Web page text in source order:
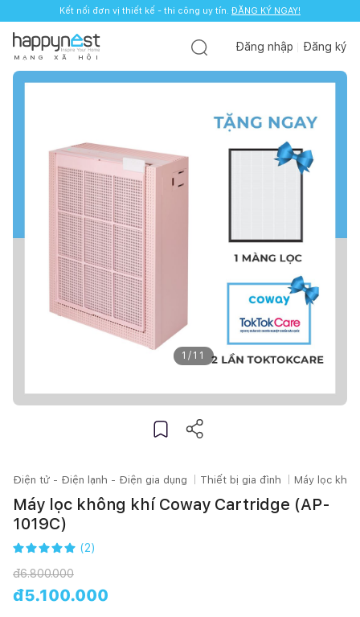
Kết nối đơn vị thiết kế - thi công uy tín. ĐĂNG KÝ NGAY!
M Ạ N G X Ã H Ộ I
Đăng nhập Đăng ký
1 / 11
Điện tử - Điện lạnh - Điện gia dụng Thiết bị gia đình Máy lọc
Máy lọc không khí Coway Cartridge (AP-
1019C)
(2)
đ6.800.000
đ5.100.000